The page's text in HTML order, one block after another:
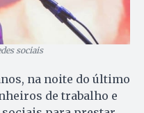
sociais
na noite do último
de trabalho e